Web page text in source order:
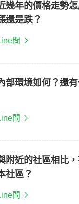
幾年的價格走勢
還是跌？
問
部環境如何？還
問
附近的社區相比
社區？
問